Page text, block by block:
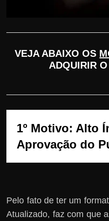
VEJA ABAIXO OS
ADQUIRIR
1º Motivo: Alto
Aprovação do
Pelo fato de ter um
Atualizado, faz com que